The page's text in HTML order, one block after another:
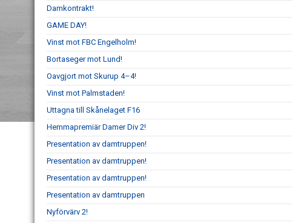
Damkontrakt!
GAME DAY!
Vinst mot FBC Engelholm!
Bortaseger mot Lund!
Oavgjort mot Skurup 4–4!
Vinst mot Palmstaden!
Uttagna till Skånelaget F16
Hemmapremiär Damer Div 2!
Presentation av damtruppen!
Presentation av damtruppen!
Presentation av damtruppen!
Presentation av damtruppen
Nyförvärv 2!